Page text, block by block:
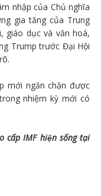
nhập của Chủ nghĩa
gia tăng của Trung
giáo dục và văn hoá,
Trump trước Đại Hội
mới ngăn chặn được
nhiệm kỳ mới có
cấp IMF hiện sống tại